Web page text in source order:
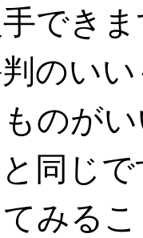
でき
のい
のが
同じ
みる